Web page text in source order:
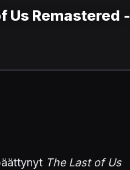
Us Remastered -
The Last of Us